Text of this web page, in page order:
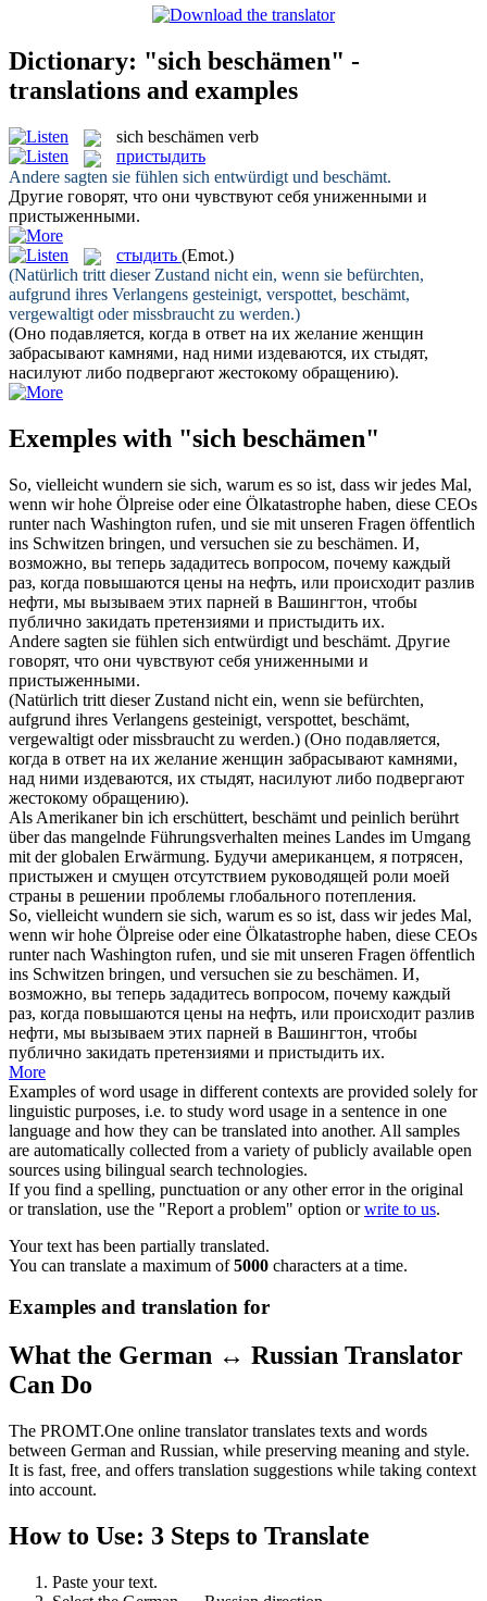
Dictionary: "sich beschämen" -
translations and examples
sich beschämen verb
пристыдить
Andere sagten sie fühlen sich entwürdigt und beschämt.
Другие говорят, что они чувствуют себя униженными и
пристыженными.
стыдить (Emot.)
(Natürlich tritt dieser Zustand nicht ein, wenn sie befürchten,
aufgrund ihres Verlangens gesteinigt, verspottet, beschämt,
vergewaltigt oder missbraucht zu werden.)
(Оно подавляется, когда в ответ на их желание женщин
забрасывают камнями, над ними издеваются, их стыдят,
насилуют либо подвергают жестокому обращению).
Exemples with "sich beschämen"
So, vielleicht wundern sie sich, warum es so ist, dass wir jedes Mal,
wenn wir hohe Ölpreise oder eine Ölkatastrophe haben, diese CEOs
runter nach Washington rufen, und sie mit unseren Fragen öffentlich
ins Schwitzen bringen, und versuchen sie zu beschämen. И,
возможно, вы теперь зададитесь вопросом, почему каждый
раз, когда повышаются цены на нефть, или происходит разлив
нефти, мы вызываем этих парней в Вашингтон, чтобы
публично закидать претензиями и пристыдить их.
Andere sagten sie fühlen sich entwürdigt und beschämt. Другие
говорят, что они чувствуют себя униженными и
пристыженными.
(Natürlich tritt dieser Zustand nicht ein, wenn sie befürchten,
aufgrund ihres Verlangens gesteinigt, verspottet, beschämt,
vergewaltigt oder missbraucht zu werden.) (Оно подавляется,
когда в ответ на их желание женщин забрасывают камнями,
над ними издеваются, их стыдят, насилуют либо подвергают
жестокому обращению).
Als Amerikaner bin ich erschüttert, beschämt und peinlich berührt
über das mangelnde Führungsverhalten meines Landes im Umgang
mit der globalen Erwärmung. Будучи американцем, я потрясен,
пристыжен и смущен отсутствием руководящей роли моей
страны в решении проблемы глобального потепления.
So, vielleicht wundern sie sich, warum es so ist, dass wir jedes Mal,
wenn wir hohe Ölpreise oder eine Ölkatastrophe haben, diese CEOs
runter nach Washington rufen, und sie mit unseren Fragen öffentlich
ins Schwitzen bringen, und versuchen sie zu beschämen. И,
возможно, вы теперь зададитесь вопросом, почему каждый
раз, когда повышаются цены на нефть, или происходит разлив
нефти, мы вызываем этих парней в Вашингтон, чтобы
публично закидать претензиями и пристыдить их.
More
Examples of word usage in different contexts are provided solely for
linguistic purposes, i.e. to study word usage in a sentence in one
language and how they can be translated into another. All samples
are automatically collected from a variety of publicly available open
sources using bilingual search technologies.
If you find a spelling, punctuation or any other error in the original
or translation, use the "Report a problem" option orwrite to us.
Your text has been partially translated.
You can translate a maximum of5000 characters at a time.
Examples and translation for
What the German ↔ Russian Translator
Can Do
The PROMT.One online translator translates texts and words
between German and Russian, while preserving meaning and style.
It is fast, free, and offers translation suggestions while taking context
into account.
How to Use: 3 Steps to Translate
Paste your text.